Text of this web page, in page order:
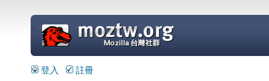
=
登入 註冊